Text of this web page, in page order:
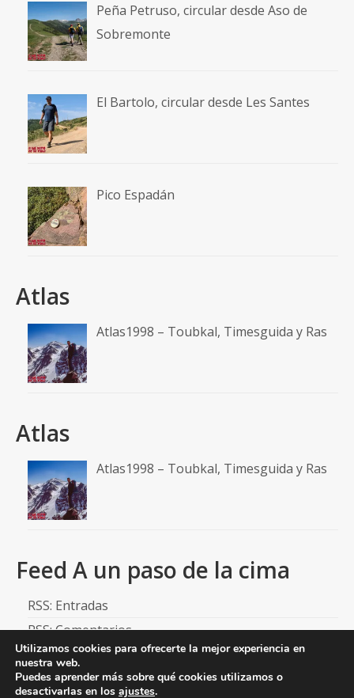
Peña Petruso, circular desde Aso de
Sobremonte
El Bartolo, circular desde Les Santes
Pico Espadán
Atlas
Atlas1998 – Toubkal, Timesguida y Ras
Atlas
Atlas1998 – Toubkal, Timesguida y Ras
Feed A un paso de la cima
RSS: Entradas
RSS: Comentarios
Utilizamos cookies para ofrecerte la mejor experiencia en
nuestra web.
Puedes aprender más sobre qué cookies utilizamos o
desactivarlas en los ajustes.